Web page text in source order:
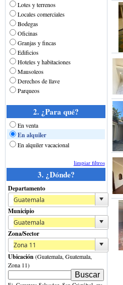
Lotes y terrenos
Locales comerciales
Bodegas
Oficinas
Granjas y fincas
Edificios
Hoteles y habitaciones
Mausoleos
Derechos de llave
Parqueos
2. ¿Para qué?
En venta
En alquiler
En alquiler vacacional
limpiar filtros
3. ¿Dónde?
Departamento
Municipio
Zona/Sector
Ubicación(Guatemala, Guatemala,
Zona 11)